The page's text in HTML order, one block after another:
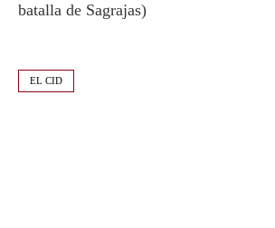
batalla de Sagrajas)
EL CID